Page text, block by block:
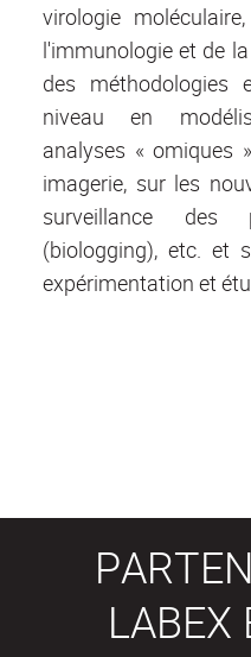
virologie
l'immunologie et de
des méthodologies
niveau en
analyses « omiques
imagerie, sur les
surveillance des
(biologging), etc. et
expérimentation et
LABEX